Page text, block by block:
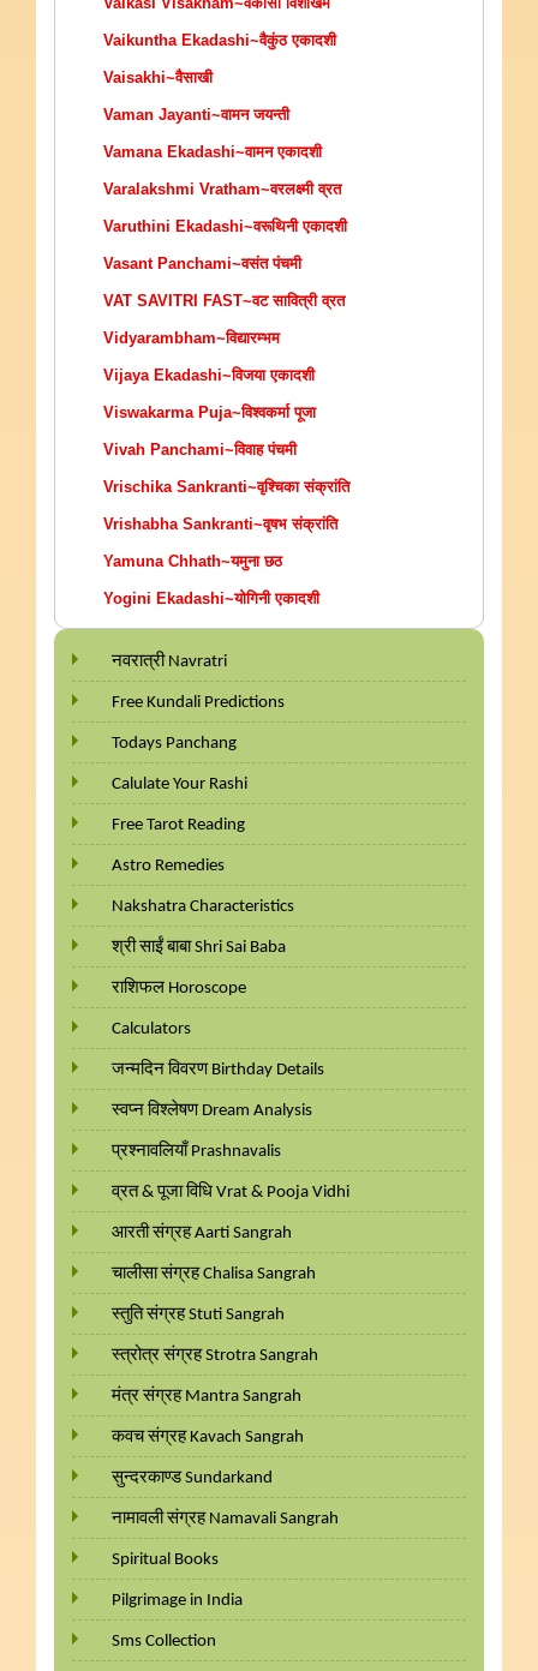
Vaikuntha Ekadashi~वैकुंठ एकादशी
Vaisakhi~वैसाखी
Vaman Jayanti~वामन जयन्ती
Vamana Ekadashi~वामन एकादशी
Varalakshmi Vratham~वरलक्ष्मी व्रत
Varuthini Ekadashi~वरूथिनी एकादशी
Vasant Panchami~वसंत पंचमी
VAT SAVITRI FAST~वट सावित्री व्रत
Vidyarambham~विद्यारम्भम
Vijaya Ekadashi~विजया एकादशी
Viswakarma Puja~विश्वकर्मा पूजा
Vivah Panchami~विवाह पंचमी
Vrischika Sankranti~वृश्चिका संक्रांति
Vrishabha Sankranti~वृषभ संक्रांति
Yamuna Chhath~यमुना छठ
Yogini Ekadashi~योगिनी एकादशी
नवरात्री Navratri
Free Kundali Predictions
Todays Panchang
Calulate Your Rashi
Free Tarot Reading
Astro Remedies
Nakshatra Characteristics
श्री साईं बाबा Shri Sai Baba
राशिफल Horoscope
Calculators
जन्मदिन विवरण Birthday Details
स्वप्न विश्लेषण Dream Analysis
प्रश्नावलियाँ Prashnavalis
व्रत & पूजा विधि Vrat & Pooja Vidhi
आरती संग्रह Aarti Sangrah
चालीसा संग्रह Chalisa Sangrah
स्तुति संग्रह Stuti Sangrah
स्त्रोत्र संग्रह Strotra Sangrah
मंत्र संग्रह Mantra Sangrah
कवच संग्रह Kavach Sangrah
सुन्दरकाण्ड Sundarkand
नामावली संग्रह Namavali Sangrah
Spiritual Books
Pilgrimage in India
Sms Collection